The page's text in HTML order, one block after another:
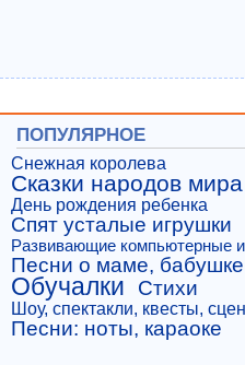
ПОПУЛЯРНОЕ
Снежная королева
Сказки народов мира
День рождения ребенка
Спят усталые игрушки
Развивающие компьютерные
Песни о маме, бабушке
Обучалки Стихи
Шоу, спектакли, квесты,
Песни: ноты, караоке